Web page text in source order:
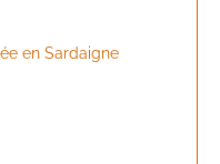
en Sardaigne